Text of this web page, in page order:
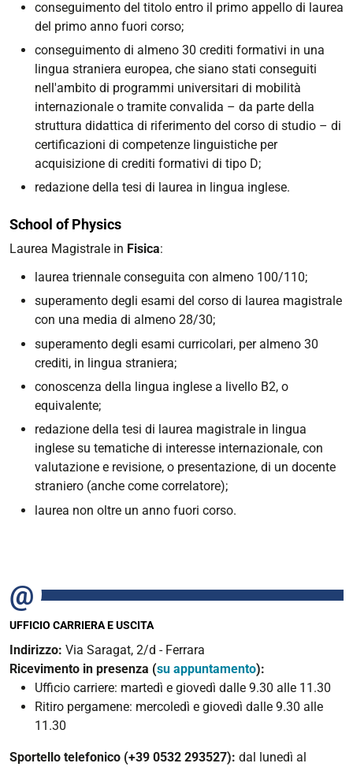
conseguimento del titolo entro il primo appello di laurea
del primo anno fuori corso;
conseguimento di almeno 30 crediti formativi in una
lingua straniera europea, che siano stati conseguiti
nell'ambito di programmi universitari di mobilità
internazionale o tramite convalida – da parte della
struttura didattica di riferimento del corso di studio – di
certificazioni di competenze linguistiche per
acquisizione di crediti formativi di tipo D;
redazione della tesi di laurea in lingua inglese.
School of Physics
Laurea Magistrale in Fisica:
laurea triennale conseguita con almeno 100/110;
superamento degli esami del corso di laurea magistrale
con una media di almeno 28/30;
superamento degli esami curricolari, per almeno 30
crediti, in lingua straniera;
conoscenza della lingua inglese a livello B2, o
equivalente;
redazione della tesi di laurea magistrale in lingua
inglese su tematiche di interesse internazionale, con
valutazione e revisione, o presentazione, di un docente
straniero (anche come correlatore);
laurea non oltre un anno fuori corso.
UFFICIO CARRIERA E USCITA
Indirizzo: Via Saragat, 2/d - Ferrara
Ricevimento in presenza (su appuntamento):
Ufficio carriere: martedì e giovedì dalle 9.30 alle 11.30
Ritiro pergamene: mercoledì e giovedì dalle 9.30 alle
11.30
Sportello telefonico (+39 0532 293527): dal lunedì al